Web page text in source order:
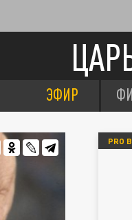
ЭФИР
PRO